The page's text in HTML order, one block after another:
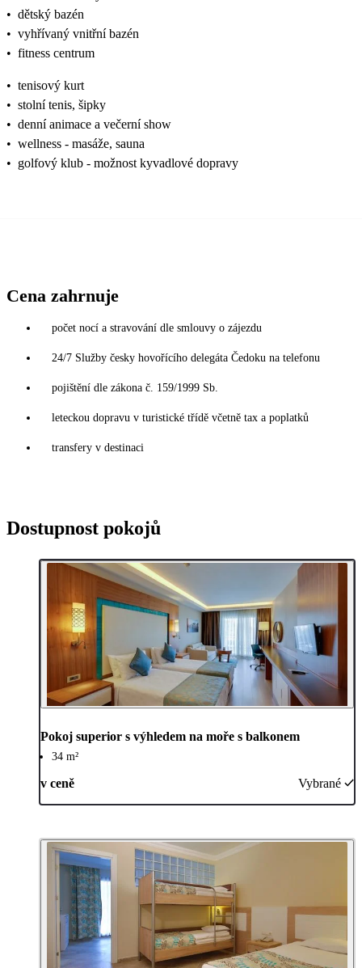
• dětský bazén
• vyhřívaný vnitřní bazén
• fitness centrum
• tenisový kurt
• stolní tenis, šipky
• denní animace a večerní show
• wellness - masáže, sauna
• golfový klub - možnost kyvadlové dopravy
Cena zahrnuje
počet nocí a stravování dle smlouvy o zájezdu
24/7 Služby česky hovořícího delegáta Čedoku na telefonu
pojištění dle zákona č. 159/1999 Sb.
leteckou dopravu v turistické třídě včetně tax a poplatků
transfery v destinaci
Dostupnost pokojů
Pokoj superior s výhledem na moře s balkonem
34 m²
v ceně Vybrané